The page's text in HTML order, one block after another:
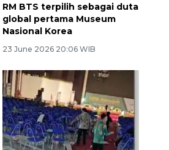
RM BTS terpilih sebagai duta
global pertama Museum
Nasional Korea
23 June 2026 20:06 WIB